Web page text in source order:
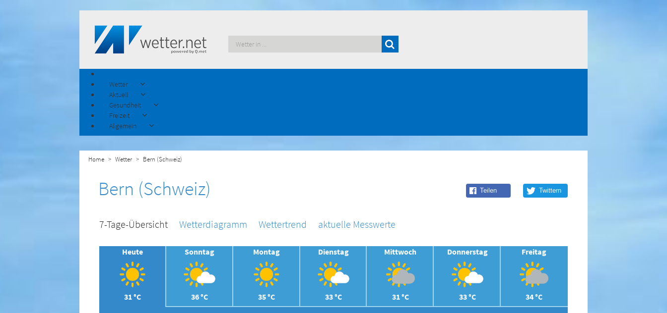
Wetter
Aktuell
Gesundheit
Freizeit
Allgemein
Home Wetter Bern (Schweiz)
Bern (Schweiz)
7-Tage-Übersicht Wetterdiagramm Wettertrend aktuelle Messwerte
Heute
31 °C
Sonntag
36 °C
Montag
35 °C
Dienstag
33 °C
Mittwoch
31 °C
Donnerstag
33 °C
Freitag
34 °C